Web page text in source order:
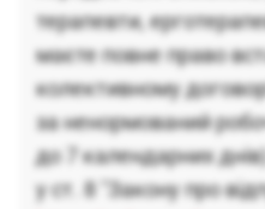
терапевти,
маєте повне право
колективному
за ненормований
до 7 календарних
у ст. 8 "Закону про